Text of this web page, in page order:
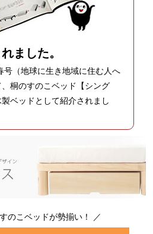
ました。
号（地球に生き地域に住む人へ
桐のすのこベッド【シング
ベッドとして紹介されまし
のこベッドが勢揃い！ ／